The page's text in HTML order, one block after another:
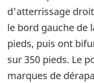
d'atterrissage
le bord gauche de
pieds, puis ont
sur 350 pieds. Le
marques de